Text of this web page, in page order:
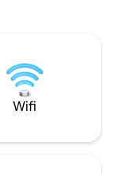
ook van honden,
hondenren (er is
huisdieren). Voor
Wifi